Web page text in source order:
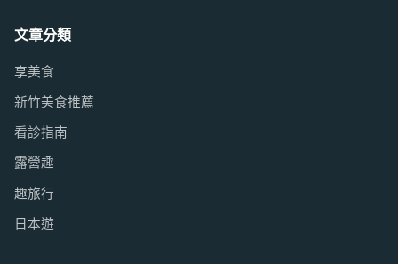
文章分類
享美食
新竹美食推薦
看診指南
露營趣
趣旅行
日本遊